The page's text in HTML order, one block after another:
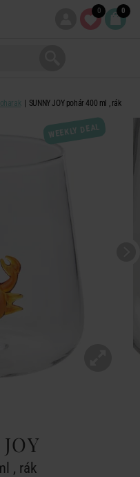
0 0
SUNNY JOY pohár 400 ml , rák
WEEKLY DEAL
, rák